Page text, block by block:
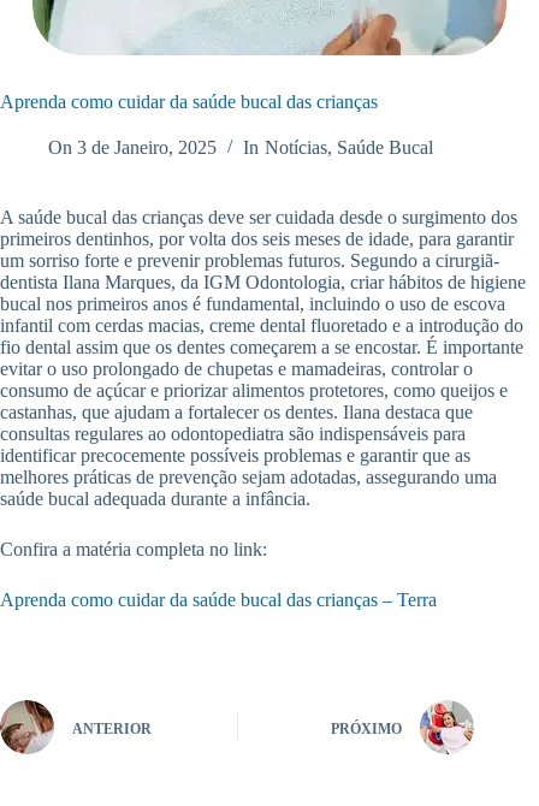
Aprenda como cuidar da saúde bucal das crianças
On 3 de Janeiro, 2025 In Notícias, Saúde Bucal
A saúde bucal das crianças deve ser cuidada desde o surgimento dos
primeiros dentinhos, por volta dos seis meses de idade, para garantir
um sorriso forte e prevenir problemas futuros. Segundo a cirurgiã-
dentista Ilana Marques, da IGM Odontologia, criar hábitos de higiene
bucal nos primeiros anos é fundamental, incluindo o uso de escova
infantil com cerdas macias, creme dental fluoretado e a introdução do
fio dental assim que os dentes começarem a se encostar. É importante
evitar o uso prolongado de chupetas e mamadeiras, controlar o
consumo de açúcar e priorizar alimentos protetores, como queijos e
castanhas, que ajudam a fortalecer os dentes. Ilana destaca que
consultas regulares ao odontopediatra são indispensáveis para
identificar precocemente possíveis problemas e garantir que as
melhores práticas de prevenção sejam adotadas, assegurando uma
saúde bucal adequada durante a infância.
Confira a matéria completa no link:
Aprenda como cuidar da saúde bucal das crianças – Terra
ANTERIOR PRÓXIMO